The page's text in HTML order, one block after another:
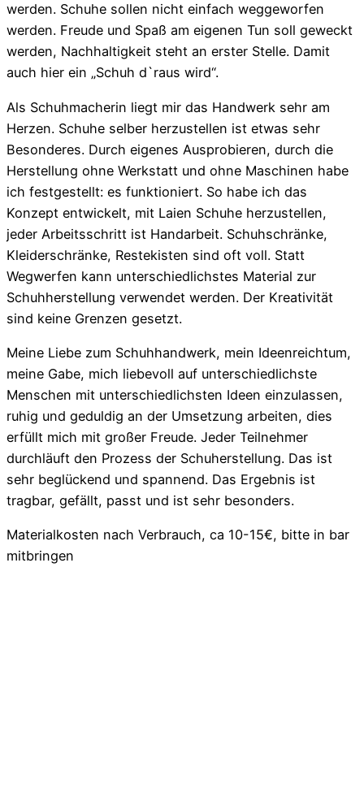
werden. Schuhe sollen nicht einfach weggeworfen
werden. Freude und Spaß am eigenen Tun soll geweckt
werden, Nachhaltigkeit steht an erster Stelle. Damit
auch hier ein „Schuh d`raus wird“.
Als Schuhmacherin liegt mir das Handwerk sehr am
Herzen. Schuhe selber herzustellen ist etwas sehr
Besonderes. Durch eigenes Ausprobieren, durch die
Herstellung ohne Werkstatt und ohne Maschinen habe
ich festgestellt: es funktioniert. So habe ich das
Konzept entwickelt, mit Laien Schuhe herzustellen,
jeder Arbeitsschritt ist Handarbeit. Schuhschränke,
Kleiderschränke, Restekisten sind oft voll. Statt
Wegwerfen kann unterschiedlichstes Material zur
Schuhherstellung verwendet werden. Der Kreativität
sind keine Grenzen gesetzt.
Meine Liebe zum Schuhhandwerk, mein Ideenreichtum,
meine Gabe, mich liebevoll auf unterschiedlichste
Menschen mit unterschiedlichsten Ideen einzulassen,
ruhig und geduldig an der Umsetzung arbeiten, dies
erfüllt mich mit großer Freude. Jeder Teilnehmer
durchläuft den Prozess der Schuherstellung. Das ist
sehr beglückend und spannend. Das Ergebnis ist
tragbar, gefällt, passt und ist sehr besonders.
Materialkosten nach Verbrauch, ca 10-15€, bitte in bar
mitbringen